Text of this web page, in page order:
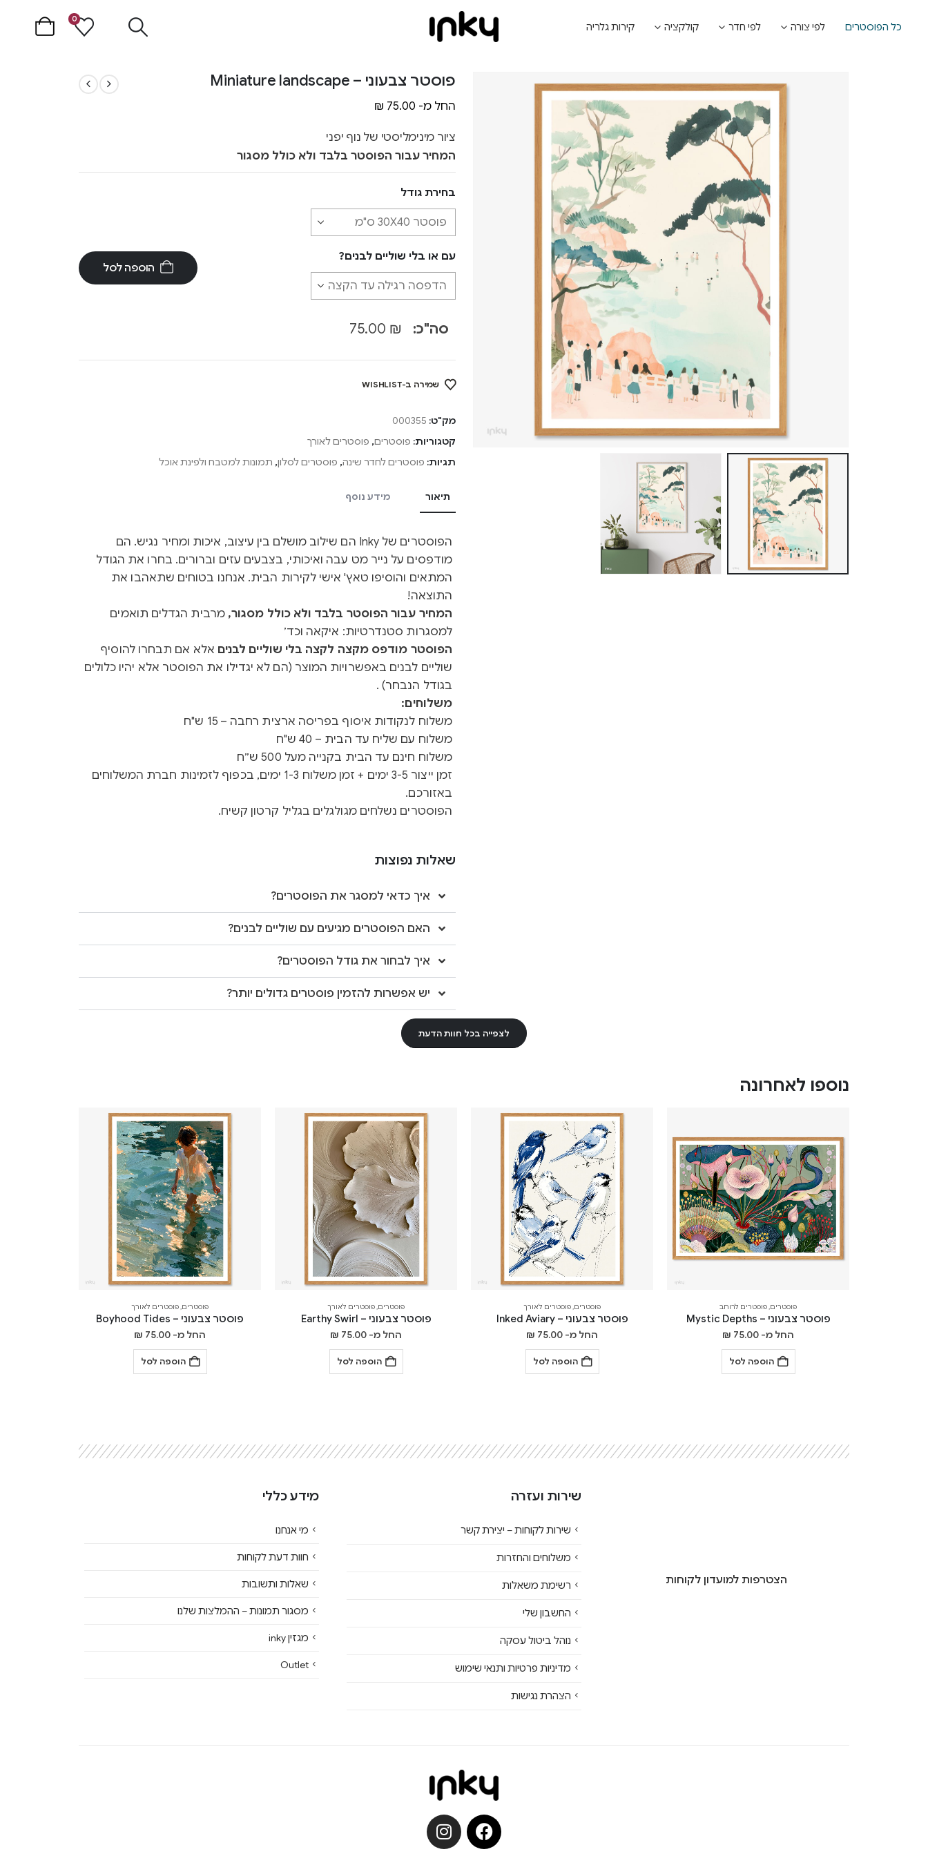
כל הפוסטרים לפי צורה לפי חדר קולקציה קירות גלריה
0
פוסטר צבעוני – Miniature landscape
החל מ- ₪ 75.00
ציור מינימליסטי של נוף יפני
המחיר עבור הפוסטר בלבד ולא כולל מסגור
בחירת גודל
עם או בלי שוליים לבנים?
סה"כ: ₪
הוספה לסל
שמירה ב-WISHLIST
מק"ט: 000355
קטגוריות: פוסטרים, פוסטרים לאורך
תגיות: פוסטרים לחדר שינה, פוסטרים לסלון, תמונות למטבח ולפינת אוכל
תיאור מידע נוסף
הפוסטרים של Inky הם שילוב מושלם בין עיצוב, איכות ומחיר נגיש. הם
מודפסים על נייר מט עבה ואיכותי, בצבעים עזים וברורים. בחרו את הגודל
המתאים והוסיפו טאץ' אישי לקירות הבית. אנחנו בטוחים שתאהבו את
התוצאה!
המחיר עבור הפוסטר בלבד ולא כולל מסגור, מרבית הגדלים תואמים
למסגרות סטנדרטיות: איקאה וכד׳
הפוסטר מודפס מקצה לקצה בלי שוליים לבנים אלא אם תבחרו להוסיף
שוליים לבנים באפשרויות המוצר (הם לא יגדילו את הפוסטר אלא יהיו כלולים
בגודל הנבחר) .
משלוחים:
משלוח לנקודות איסוף בפריסה ארצית רחבה – 15 ש"ח
משלוח עם שליח עד הבית – 40 ש"ח
משלוח חינם עד הבית בקנייה מעל 500 ש״ח
זמן ייצור 3-5 ימים + זמן משלוח 1-3 ימים, בכפוף לזמינות חברת המשלוחים
באזורכם.
הפוסטרים נשלחים מגולגלים בגליל קרטון קשיח.
שאלות נפוצות
איך כדאי למסגר את הפוסטרים?
האם הפוסטרים מגיעים עם שוליים לבנים?
איך לבחור את גודל הפוסטרים?
יש אפשרות להזמין פוסטרים גדולים יותר?
לצפייה בכל חוות הדעת
נוספו לאחרונה
פוסטרים,פוסטרים לרוחב
פוסטר צבעוני – Mystic Depths
החל מ- ₪ 75.00
הוספה לסל
פוסטרים,פוסטרים לאורך
פוסטר צבעוני – Inked Aviary
החל מ- ₪ 75.00
הוספה לסל
פוסטרים,פוסטרים לאורך
פוסטר צבעוני – Earthy Swirl
החל מ- ₪ 75.00
הוספה לסל
פוסטרים,פוסטרים לאורך
פוסטר צבעוני – Boyhood Tides
החל מ- ₪ 75.00
הוספה לסל
הצטרפות למועדון לקוחות
שירות ועזרה
שירות לקוחות – יצירת קשר
משלוחים והחזרות
רשימת משאלות
החשבון שלי
נוהל ביטול עסקה
מדיניות פרטיות ותנאי שימוש
הצהרת נגישות
מידע כללי
מי אנחנו
חוות דעת לקוחות
שאלות ותשובות
מסגור תמונות – ההמלצות שלנו
מגזין inky
Outlet